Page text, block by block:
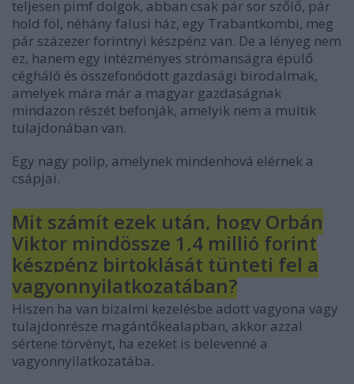
teljesen pimf dolgok, abban csak pár sor szőlő, pár
hold föl, néhány falusi ház, egy Trabantkombi, meg
pár százezer forintnyi készpénz van. De a lényeg nem
ez, hanem egy intézményes strómanságra épülő
cégháló és összefonódott gazdasági birodalmak,
amelyek mára már a magyar gazdaságnak
mindazon részét befonják, amelyik nem a multik
tulajdonában van.
Egy nagy polip, amelynek mindenhová elérnek a
csápjai.
Mit számít ezek után, hogy Orbán
Viktor mindössze 1,4 millió forint
készpénz birtoklását tünteti fel a
vagyonnyilatkozatában?
Hiszen ha van bizalmi kezelésbe adott vagyona vagy
tulajdonrésze magántőkealapban, akkor azzal
sértene törvényt, ha ezeket is belevenné a
vagyonnyilatkozatába.